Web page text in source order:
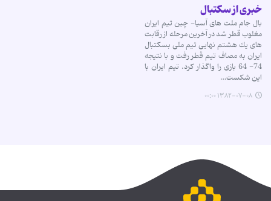
خبری از سكتبال
بال جام ملت های آسیا- چین تیم ایران
مغلوب قطر شد در آخرین مرحله از رقابت
های یك هشتم نهایی تیم ملی بسكتبال
ایران به مصاف تیم قطر رفت و با نتیجه
74- 64 بازی را واگذار كرد. تیم ایران با
این شكست…
۱۳۸۲-۰۷-۰۸ ۰۰:۰۰